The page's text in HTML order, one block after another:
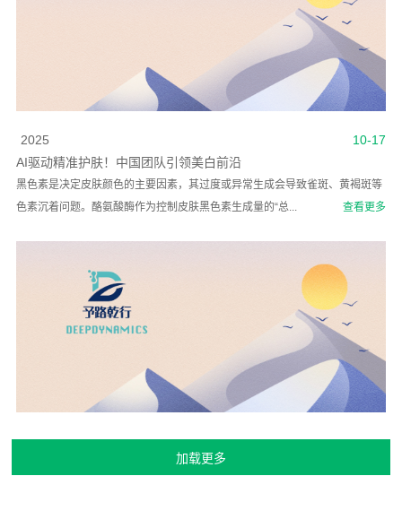
10-17
2025
AI驱动精准护肤！中国团队引领美白前沿
黑色素是决定皮肤颜色的主要因素，其过度或异常生成会导致雀斑、黄褐斑等
色素沉着问题。酪氨酸酶作为控制皮肤黑色素生成量的“总...
查看更多